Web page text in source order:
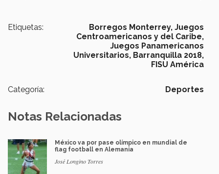
Etiquetas: Borregos Monterrey, Juegos
Centroamericanos y del Caribe,
Juegos Panamericanos
Universitarios, Barranquilla 2018,
FISU América
Categoría: Deportes
Notas Relacionadas
México va por pase olímpico en mundial de
flag football en Alemania
José Longino Torres